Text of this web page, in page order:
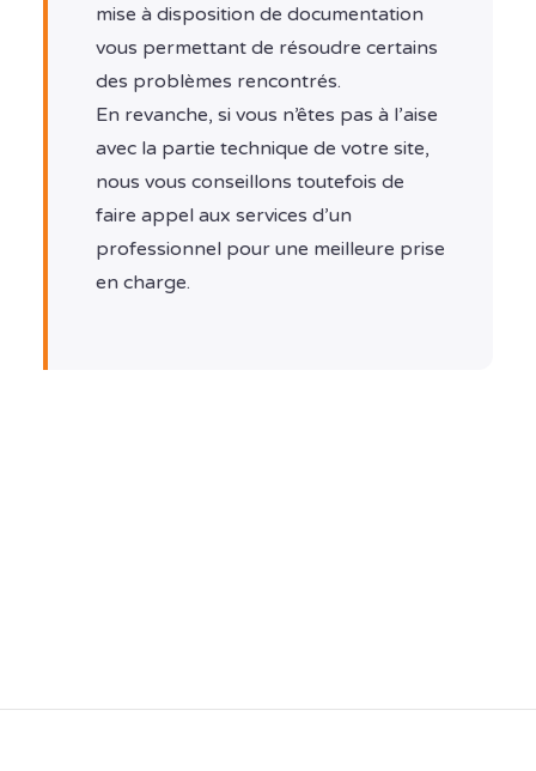
mise à disposition de documentation
vous permettant de résoudre certains
des problèmes rencontrés.
En revanche, si vous n’êtes pas à l’aise
avec la partie technique de votre site,
nous vous conseillons toutefois de
faire appel aux services d’un
professionnel pour une meilleure prise
en charge.